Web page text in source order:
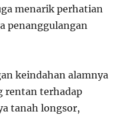
menarik perhatian
penanggulangan
keindahan alamnya
rentan terhadap
tanah longsor,